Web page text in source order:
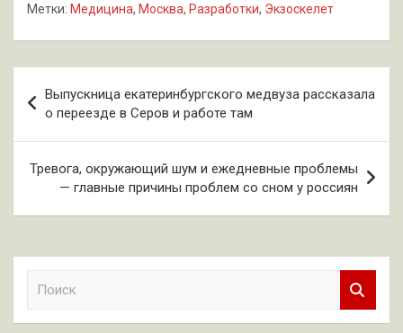
Метки: Медицина, Москва, Разработки, Экзоскелет
по
записям
Выпускница екатеринбургского медвуза рассказала
о переезде в Серов и работе там
Тревога, окружающий шум и ежедневные проблемы
— главные причины проблем со сном у россиян